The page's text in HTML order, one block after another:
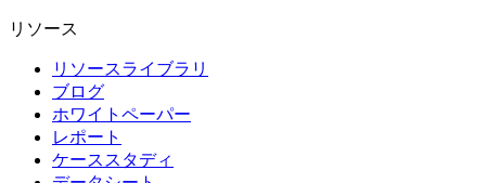
リソース
リソースライブラリ
ブログ
ホワイトペーパー
レポート
ケーススタディ